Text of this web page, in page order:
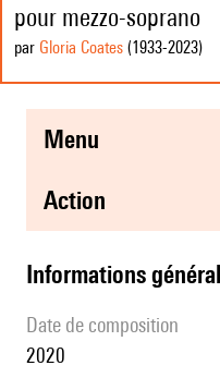
pour mezzo-soprano
par Gloria Coates (1933-2023)
menu
action
informations
date de composition
2020